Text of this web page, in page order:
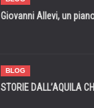
Giovanni Allevi, un
BLOG
STORIE DALL’AQUILA